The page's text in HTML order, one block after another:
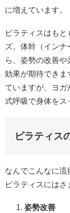
に増えています。
ピラティスはも
ズ。体幹（イン
ら、姿勢の改善
効果が期待できま
ていますが、ヨガ
式呼吸で身体をス
ピラティス
なんでこんなに流
ピラティスにはさ
姿勢改善